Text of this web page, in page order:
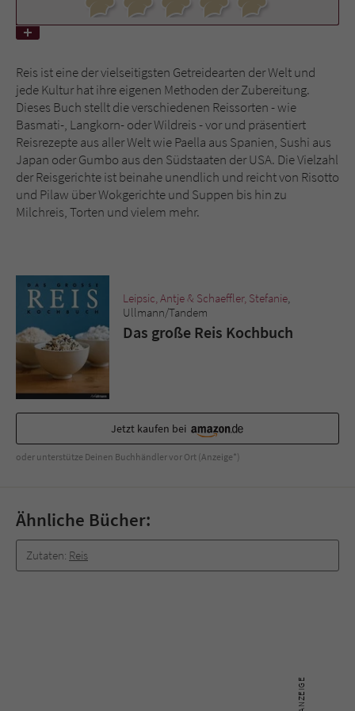
Reis ist eine der vielseitigsten Getreidearten der Welt und
jede Kultur hat ihre eigenen Methoden der Zubereitung.
Dieses Buch stellt die verschiedenen Reissorten - wie
Basmati-, Langkorn- oder Wildreis - vor und präsentiert
Reisrezepte aus aller Welt wie Paella aus Spanien, Sushi aus
Japan oder Gumbo aus den Südstaaten der USA. Die Vielzahl
der Reisgerichte ist beinahe unendlich und reicht von Risotto
und Pilaw über Wokgerichte und Suppen bis hin zu
Milchreis, Torten und vielem mehr.
Leipsic, Antje & Schaeffler, Stefanie
Ullmann/Tandem
Das große Reis Kochbuch
Jetzt kaufen bei
oder unterstütze Deinen Buchhändler vor Ort (Anzeige*)
Ähnliche Bücher:
Zutaten: Reis
Name
Anbieter Literatur-Couch Medien GmbH & Co. KG
Laufzeit 1 Jahr
Zweck Cookie für Kommentare einzelner Buchtitel
Name fe_typo_user
Zweck
Dieses Cookie gewährleistet die
Kommunikation der Webseite mit dem
Benutzer. Es wird benötigt um z. B. den